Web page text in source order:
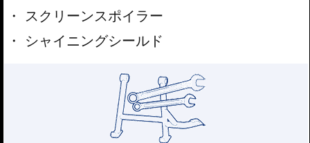
スクリーンスポイラー
シャイニングシールド